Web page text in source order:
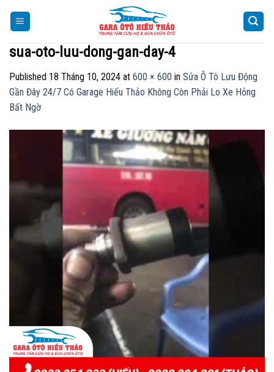
sua-oto-luu-dong-gan-day-4
Published 18 Tháng 10, 2024 at 600 × 600 in Sửa Ô Tô Lưu Động
Gần Đây 24/7 Có Garage Hiếu Thảo Không Còn Phải Lo Xe Hỏng
Bất Ngờ